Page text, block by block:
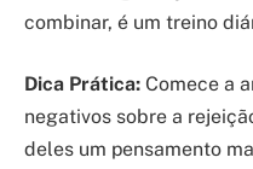
combinar, é um treino
Dica Prática: Comece a
negativos sobre a
deles um pensamento